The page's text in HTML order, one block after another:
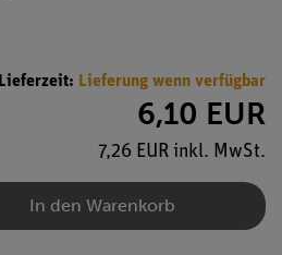
Lieferzeit: Lieferung wenn verfügbar
6,10 EUR
7,26 EUR inkl. MwSt.
In den Warenkorb